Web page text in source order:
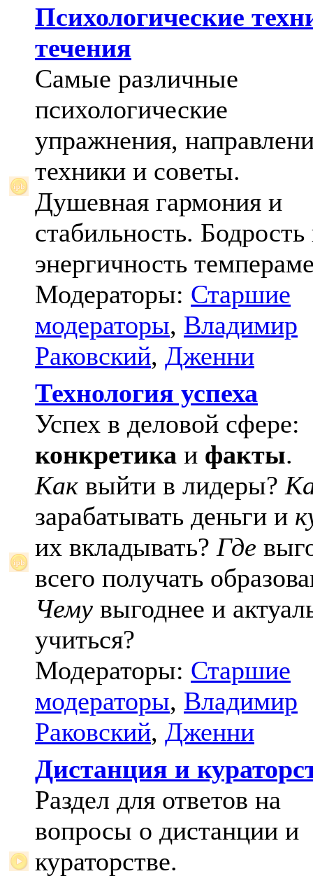
Психологические
течения
Самые различные
психологические
упражнения,
техники и советы.
Душевная гармония и
стабильность. Бодрость
энергичность
Модераторы: Старшие
модераторы, Владимир
Раковский, Дженни
Технология успеха
Успех в деловой сфере:
конкретика и факты.
Как выйти в лидеры?
зарабатывать деньги и
их вкладывать? Где
всего получать
Чему выгоднее и
учиться?
Модераторы: Старшие
модераторы, Владимир
Раковский, Дженни
Дистанция и
Раздел для ответов на
вопросы о дистанции и
кураторстве.